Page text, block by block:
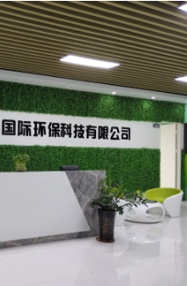
专利保护优势、双甲资质
企业（“室内环境净化治理
甲级施工资质”“室内环境
污染治理资质等级证
书”）、拥有多名高级《环
境工程高级工程师》室内
空气治理资格认证的治理
人员、掌握室内空气净化
治理实用技术和五项专利
技术、八项计算机软件著
作权登记证书等。研发实